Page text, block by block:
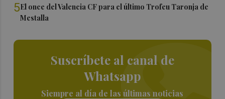
5El once del Valencia CF para el último Trofeu Taronja de
Mestalla
Suscríbete al canal de
Whatsapp
Siempre al día de las últimas noticias